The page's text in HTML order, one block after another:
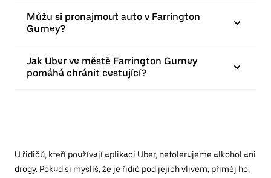
Můžu si pronajmout auto v Farrington
Gurney?
Jak Uber ve městě Farrington Gurney
pomáhá chránit cestující?
U řidičů, kteří používají aplikaci Uber, netolerujeme alkohol ani
drogy. Pokud si myslíš, že je řidič pod jejich vlivem, přiměj ho,